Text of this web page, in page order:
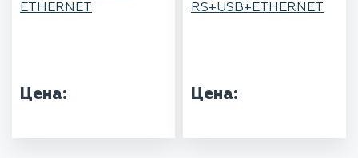
ETHERNET
Цена:
RS+USB+ETHERNET
Цена: